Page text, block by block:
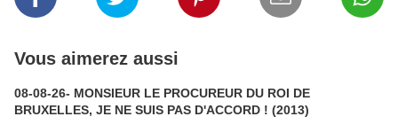
Vous aimerez aussi
08-08-26- MONSIEUR LE PROCUREUR DU ROI DE
BRUXELLES, JE NE SUIS PAS D'ACCORD ! (2013)